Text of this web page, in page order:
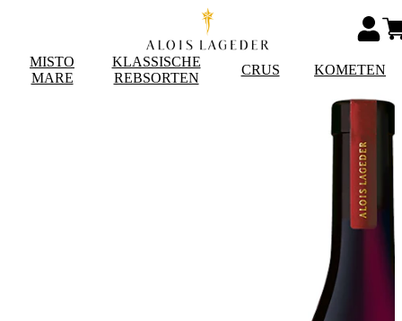
MISTO
MARE
KLASSISCHE
REBSORTEN
CRUS KOMETEN